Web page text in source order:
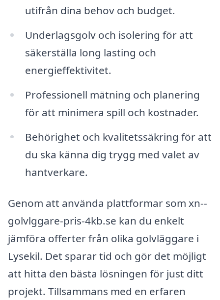
utifrån dina behov och budget.
Underlagsgolv och isolering för att
säkerställa long lasting och
energieffektivitet.
Professionell mätning och planering
för att minimera spill och kostnader.
Behörighet och kvalitetssäkring för att
du ska känna dig trygg med valet av
hantverkare.
Genom att använda plattformar som xn--
golvlggare-pris-4kb.se kan du enkelt
jämföra offerter från olika golvläggare i
Lysekil. Det sparar tid och gör det möjligt
att hitta den bästa lösningen för just ditt
projekt. Tillsammans med en erfaren